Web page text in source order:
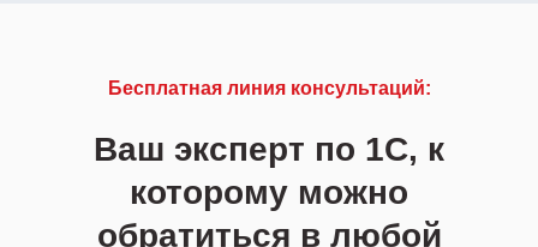
Мы авторизованные партнеры 1С с 2003 года и всегда
сможем предложить для вас решение
Только сертифицированные программисты 1С
Просто обратитесь к нам с запросом через личный
Ваш эксперт по 1С, к
которому можно
обратиться в любой
Бесплатная линия консультаций: